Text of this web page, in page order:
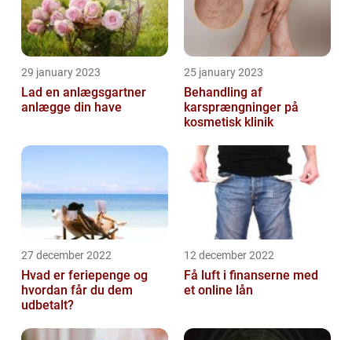
29 january 2023
Lad en anlægsgartner
anlægge din have
25 january 2023
Behandling af
karsprængninger på
kosmetisk klinik
27 december 2022
Hvad er feriepenge og
hvordan får du dem
udbetalt?
12 december 2022
Få luft i finanserne med
et online lån